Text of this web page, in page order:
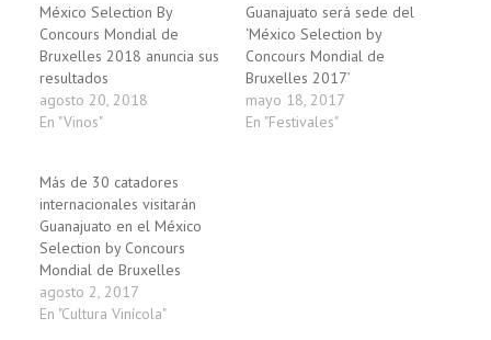
México Selection By
Concours Mondial de
Bruxelles 2018 anuncia sus
resultados
agosto 20, 2018
En "Vinos"
Guanajuato será sede del
‘México Selection by
Concours Mondial de
Bruxelles 2017’
mayo 18, 2017
En "Festivales"
Más de 30 catadores
internacionales visitarán
Guanajuato en el México
Selection by Concours
Mondial de Bruxelles
agosto 2, 2017
En "Cultura Vinícola"